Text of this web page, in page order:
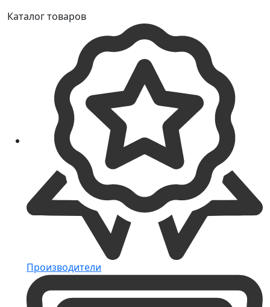
Каталог товаров
Производители